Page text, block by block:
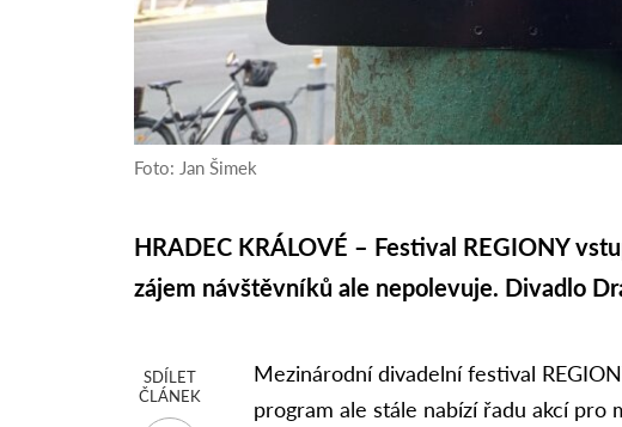
Foto: Jan Šimek
HRADEC KRÁLOVÉ – Festival REGIONY
zájem návštěvníků ale nepolevuje. Divadlo
SDÍLET
ČLÁNEK
Mezinárodní divadelní festival
program ale stále nabízí řadu akcí pro